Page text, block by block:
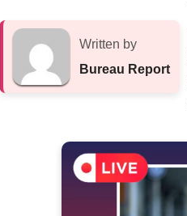
Written by
Bureau Report